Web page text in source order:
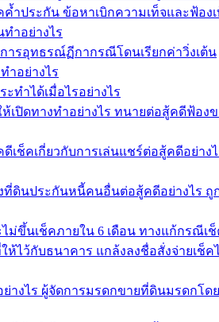
ำประกัน ข้อหาเบิกความเท็จและฟ้อง
ำอย่างไร
การอุทธรณ์ฏีกากรณีโดนเรียกค่าวิ่งเต้น
ำอย่างไร
ทำได้เมื่อไรอย่างไร
ปิดทางทำอย่างไร ทนายต่อสู้คดีฟ้องข
คเกี่ยวกับการเล่นแชร์ต่อสู้คดีอย่าง
ดินประกันหนี้คนอื่นต่อสู้คดีอย่างไร ถู
ไม่ขึ้นเช็คภายใน 6 เดือน ทางแก้กรณี
ห้ไว้กับธนาคาร แกล้งลงชื่อสั่งจ่ายเ
งไร ผู้จัดการมรดกขายที่ดินมรดกโด